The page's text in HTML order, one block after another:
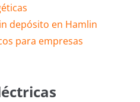
depósito en Hamlin
para empresas